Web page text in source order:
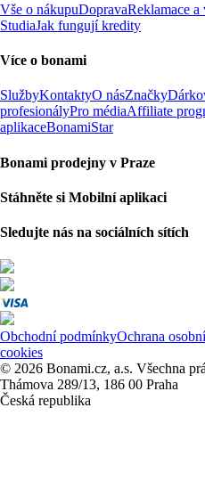
Vše o nákupuDopravaReklamace a
StudiaJak fungují kredity
Více o bonami
SlužbyKontaktyO násZnačky
profesionályPro médiaAffiliate
aplikaceBonamiStar
Bonami prodejny v Praze
Stáhněte si Mobilní aplikaci
Sledujte nás na sociálních sítích
Obchodní podmínkyOchrana
cookies
© 2026 Bonami.cz, a.s. Všechna
Thámova 289/13, 186 00 Praha
Česká republika